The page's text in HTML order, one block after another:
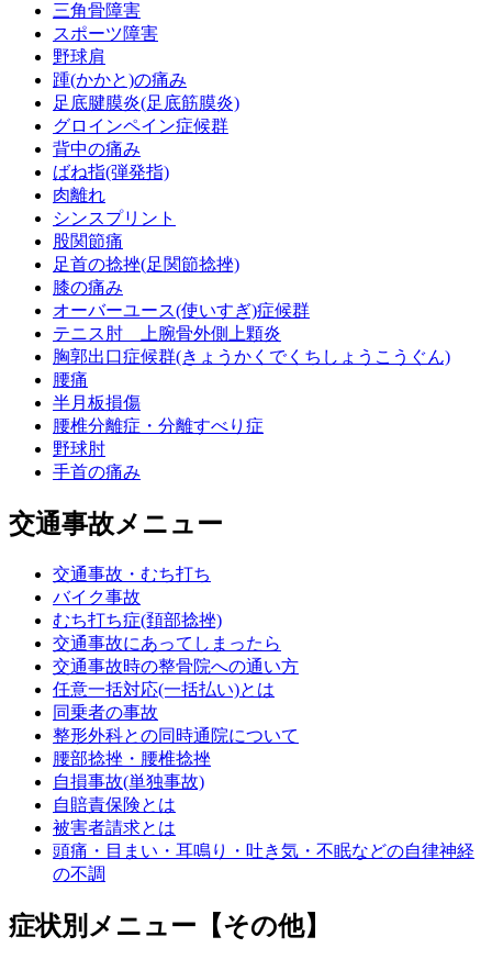
三角骨障害
スポーツ障害
野球肩
踵(かかと)の痛み
足底腱膜炎(足底筋膜炎)
グロインペイン症候群
背中の痛み
ばね指(弾発指)
肉離れ
シンスプリント
股関節痛
足首の捻挫(足関節捻挫)
膝の痛み
オーバーユース(使いすぎ)症候群
テニス肘 上腕骨外側上顆炎
胸郭出口症候群(きょうかくでくちしょうこうぐん)
腰痛
半月板損傷
腰椎分離症・分離すべり症
野球肘
手首の痛み
交通事故メニュー
交通事故・むち打ち
バイク事故
むち打ち症(頚部捻挫)
交通事故にあってしまったら
交通事故時の整骨院への通い方
任意一括対応(一括払い)とは
同乗者の事故
整形外科との同時通院について
腰部捻挫・腰椎捻挫
自損事故(単独事故)
自賠責保険とは
被害者請求とは
頭痛・目まい・耳鳴り・吐き気・不眠などの自律神経
の不調
症状別メニュー【その他】